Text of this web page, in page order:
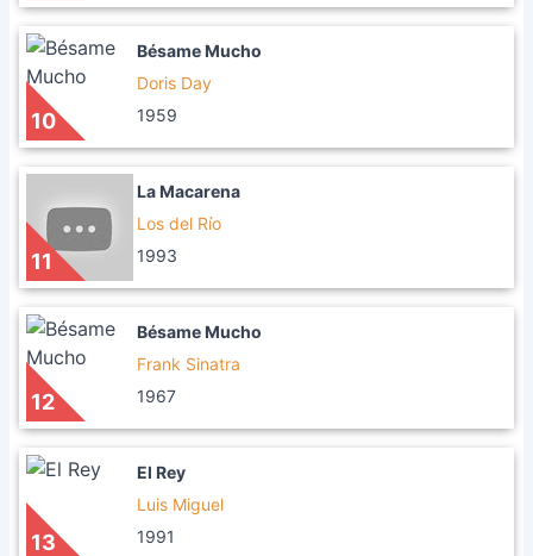
10
Bésame Mucho
Doris Day
1959
11
La Macarena
Los del Río
1993
12
Bésame Mucho
Frank Sinatra
1967
13
El Rey
Luis Miguel
1991